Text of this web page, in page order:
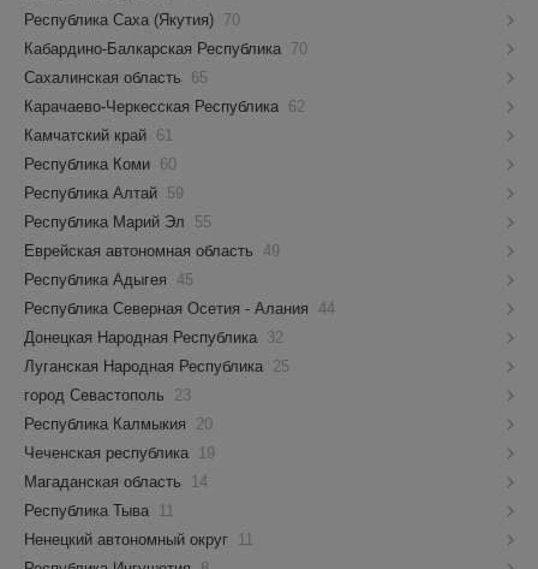
Республика Саха (Якутия) 70
Кабардино-Балкарская Республика 70
Сахалинская область
65
Карачаево-Черкесская Республика 62
Камчатский край 61
Республика Коми 60
Республика Алтай 59
Республика Марий Эл
55
Еврейская автономная область 49
Республика Адыгея 45
Республика Северная Осетия - Алания 44
Донецкая Народная Республика 32
Луганская Народная Республика 25
город Севастополь
23
Республика Калмыкия
20
Чеченская республика 19
Магаданская область
14
Республика Тыва 11
Ненецкий автономный округ 11